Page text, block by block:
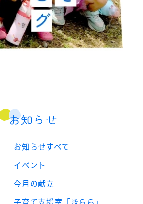
お知らせ
お知らせすべて
イベント
今月の献立
子育て支援室「きらら」